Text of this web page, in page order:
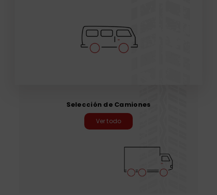
Selección de Camiones
Ver todo